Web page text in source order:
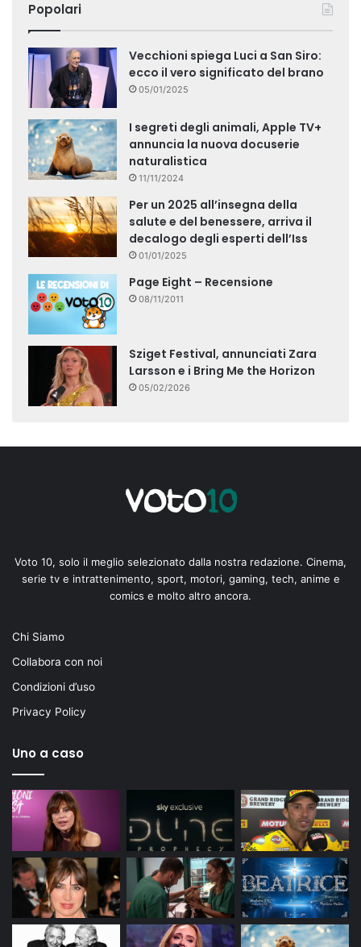
Popolari
Vecchioni spiega Luci a San Siro:
ecco il vero significato del brano
05/01/2025
I segreti degli animali, Apple TV+
annuncia la nuova docuserie
naturalistica
11/11/2024
Per un 2025 all’insegna della
salute e del benessere, arriva il
decalogo degli esperti dell’Iss
01/01/2025
Page Eight – Recensione
08/11/2011
Sziget Festival, annunciati Zara
Larsson e i Bring Me the Horizon
05/02/2026
Voto 10, solo il meglio selezionato dalla nostra redazione. Cinema,
serie tv e intrattenimento, sport, motori, gaming, tech, anime e
comics e molto altro ancora.
Chi Siamo
Collabora con noi
Condizioni d’uso
Privacy Policy
Uno a caso